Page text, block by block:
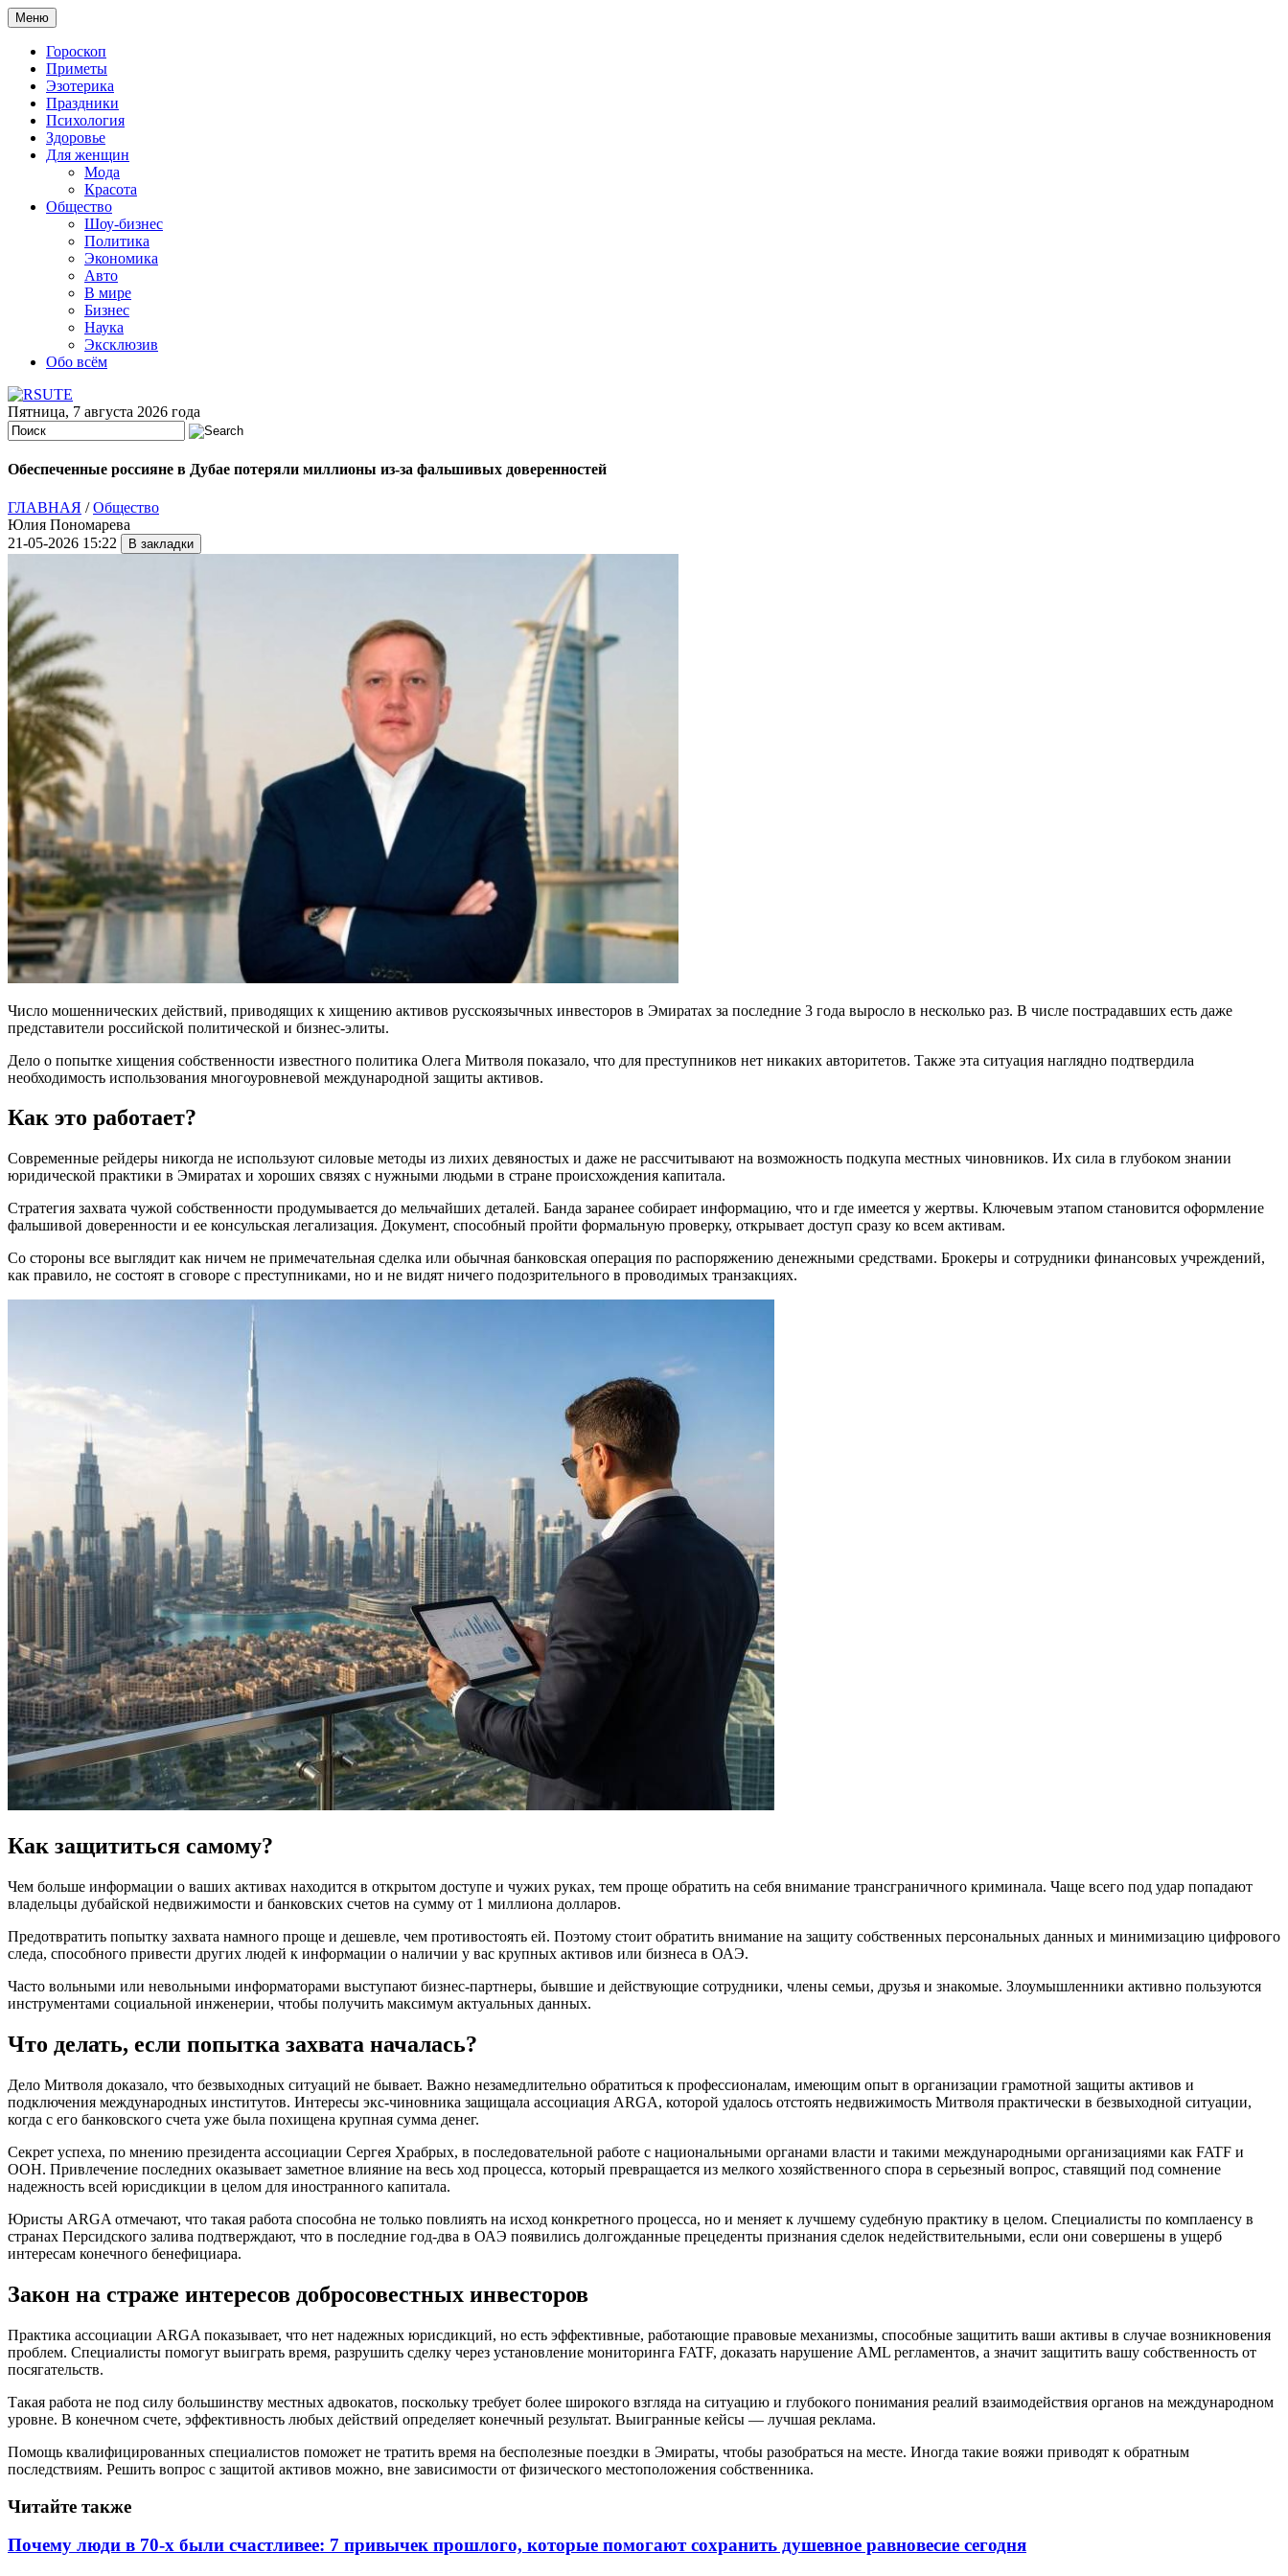
Меню
Гороскоп
Приметы
Эзотерика
Праздники
Психология
Здоровье
Для женщин
Мода
Красота
Общество
Шоу-бизнес
Политика
Экономика
Авто
В мире
Бизнес
Наука
Эксклюзив
Обо всём
Пятница, 7 августа 2026 года
Обеспеченные россияне в Дубае потеряли миллионы из-за фальшивых доверенностей
ГЛАВНАЯ /Общество
Юлия Пономарева
21-05-2026 15:22
Число мошеннических действий, приводящих к хищению активов русскоязычных инвесторов в Эмиратах за последние 3 года выросло в несколько раз. В числе пострадавших есть даже
представители российской политической и бизнес-элиты.
Дело о попытке хищения собственности известного политика Олега Митволя показало, что для преступников нет никаких авторитетов. Также эта ситуация наглядно подтвердила
необходимость использования многоуровневой международной защиты активов.
Как это работает?
Современные рейдеры никогда не используют силовые методы из лихих девяностых и даже не рассчитывают на возможность подкупа местных чиновников. Их сила в глубоком знании
юридической практики в Эмиратах и хороших связях с нужными людьми в стране происхождения капитала.
Стратегия захвата чужой собственности продумывается до мельчайших деталей. Банда заранее собирает информацию, что и где имеется у жертвы. Ключевым этапом становится оформление
фальшивой доверенности и ее консульская легализация. Документ, способный пройти формальную проверку, открывает доступ сразу ко всем активам.
Со стороны все выглядит как ничем не примечательная сделка или обычная банковская операция по распоряжению денежными средствами. Брокеры и сотрудники финансовых учреждений,
как правило, не состоят в сговоре с преступниками, но и не видят ничего подозрительного в проводимых транзакциях.
Как защититься самому?
Чем больше информации о ваших активах находится в открытом доступе и чужих руках, тем проще обратить на себя внимание трансграничного криминала. Чаще всего под удар попадают
владельцы дубайской недвижимости и банковских счетов на сумму от 1 миллиона долларов.
Предотвратить попытку захвата намного проще и дешевле, чем противостоять ей. Поэтому стоит обратить внимание на защиту собственных персональных данных и минимизацию цифрового
следа, способного привести других людей к информации о наличии у вас крупных активов или бизнеса в ОАЭ.
Часто вольными или невольными информаторами выступают бизнес-партнеры, бывшие и действующие сотрудники, члены семьи, друзья и знакомые. Злоумышленники активно пользуются
инструментами социальной инженерии, чтобы получить максимум актуальных данных.
Что делать, если попытка захвата началась?
Дело Митволя доказало, что безвыходных ситуаций не бывает. Важно незамедлительно обратиться к профессионалам, имеющим опыт в организации грамотной защиты активов и
подключения международных институтов. Интересы экс-чиновника защищала ассоциация ARGA, которой удалось отстоять недвижимость Митволя практически в безвыходной ситуации,
когда с его банковского счета уже была похищена крупная сумма денег.
Секрет успеха, по мнению президента ассоциации Сергея Храбрых, в последовательной работе с национальными органами власти и такими международными организациями как FATF и
ООН. Привлечение последних оказывает заметное влияние на весь ход процесса, который превращается из мелкого хозяйственного спора в серьезный вопрос, ставящий под сомнение
надежность всей юрисдикции в целом для иностранного капитала.
Юристы ARGA отмечают, что такая работа способна не только повлиять на исход конкретного процесса, но и меняет к лучшему судебную практику в целом. Специалисты по комплаенсу в
странах Персидского залива подтверждают, что в последние год-два в ОАЭ появились долгожданные прецеденты признания сделок недействительными, если они совершены в ущерб
интересам конечного бенефициара.
Закон на страже интересов добросовестных инвесторов
Практика ассоциации ARGA показывает, что нет надежных юрисдикций, но есть эффективные, работающие правовые механизмы, способные защитить ваши активы в случае возникновения
проблем. Специалисты помогут выиграть время, разрушить сделку через установление мониторинга FATF, доказать нарушение AML регламентов, а значит защитить вашу собственность от
посягательств.
Такая работа не под силу большинству местных адвокатов, поскольку требует более широкого взгляда на ситуацию и глубокого понимания реалий взаимодействия органов на международном
уровне. В конечном счете, эффективность любых действий определяет конечный результат. Выигранные кейсы — лучшая реклама.
Помощь квалифицированных специалистов поможет не тратить время на бесполезные поездки в Эмираты, чтобы разобраться на месте. Иногда такие вояжи приводят к обратным
последствиям. Решить вопрос с защитой активов можно, вне зависимости от физического местоположения собственника.
Читайте также
Почему люди в 70-х были счастливее: 7 привычек прошлого, которые помогают сохранить душевное равновесие сегодня